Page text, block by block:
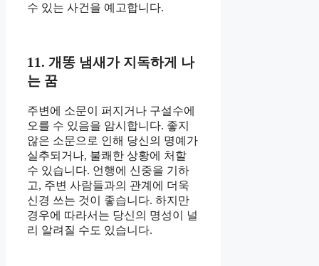
수 있는 사건을 예고합니다.
11. 개똥 냄새가 지독하게 나
는 꿈
주변에 소문이 퍼지거나 구설수에
오를 수 있음을 암시합니다. 좋지
않은 소문으로 인해 당신의 명예가
실추되거나, 불쾌한 상황에 처할
수 있습니다. 언행에 신중을 기하
고, 주변 사람들과의 관계에 더욱
신경 쓰는 것이 좋습니다. 하지만
경우에 따라서는 당신의 명성이 널
리 알려질 수도 있습니다.